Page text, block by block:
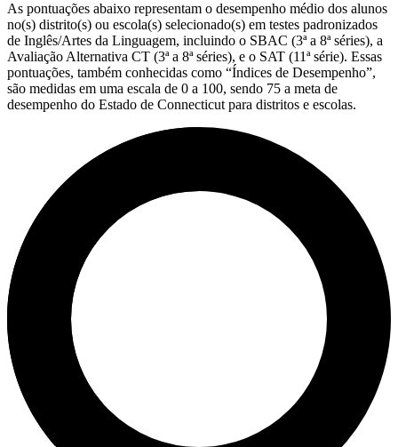
As pontuações abaixo representam o desempenho médio dos alunos
no(s) distrito(s) ou escola(s) selecionado(s) em testes padronizados
de Inglês/Artes da Linguagem, incluindo o SBAC (3ª a 8ª séries), a
Avaliação Alternativa CT (3ª a 8ª séries), e o SAT (11ª série). Essas
pontuações, também conhecidas como “Índices de Desempenho”,
são medidas em uma escala de 0 a 100, sendo 75 a meta de
desempenho do Estado de Connecticut para distritos e escolas.